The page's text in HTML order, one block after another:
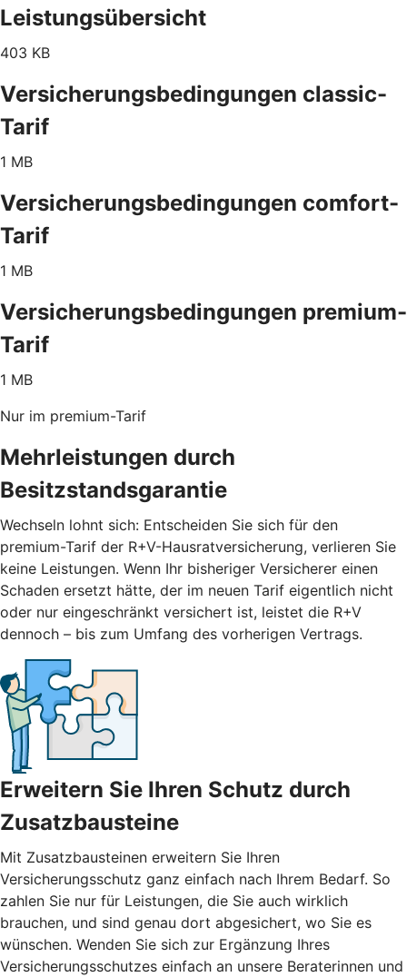
Leistungsübersicht
403 KB
Versicherungsbedingungen classic-
Tarif
1 MB
Versicherungsbedingungen comfort-
Tarif
1 MB
Versicherungsbedingungen premium-
Tarif
1 MB
Nur im premium-Tarif
Mehrleistungen durch
Besitzstandsgarantie
Wechseln lohnt sich: Entscheiden Sie sich für den
premium-Tarif der R+V-Hausratversicherung, verlieren Sie
keine Leistungen. Wenn Ihr bisheriger Versicherer einen
Schaden ersetzt hätte, der im neuen Tarif eigentlich nicht
oder nur eingeschränkt versichert ist, leistet die R+V
dennoch – bis zum Umfang des vorherigen Vertrags.
Erweitern Sie Ihren Schutz durch
Zusatzbausteine
Mit Zusatzbausteinen erweitern Sie Ihren
Versicherungsschutz ganz einfach nach Ihrem Bedarf. So
zahlen Sie nur für Leistungen, die Sie auch wirklich
brauchen, und sind genau dort abgesichert, wo Sie es
wünschen. Wenden Sie sich zur Ergänzung Ihres
Versicherungsschutzes einfach an unsere Beraterinnen und